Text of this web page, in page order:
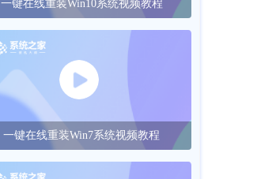
一键在线重装Win10系统视频教程
一键在线重装Win7系统视频教程